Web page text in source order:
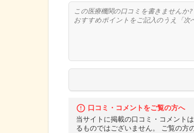
口コミ・コメントをご覧の方へ
当サイトに掲載の口コミ・コメント
るものではございません。 ご覧の方